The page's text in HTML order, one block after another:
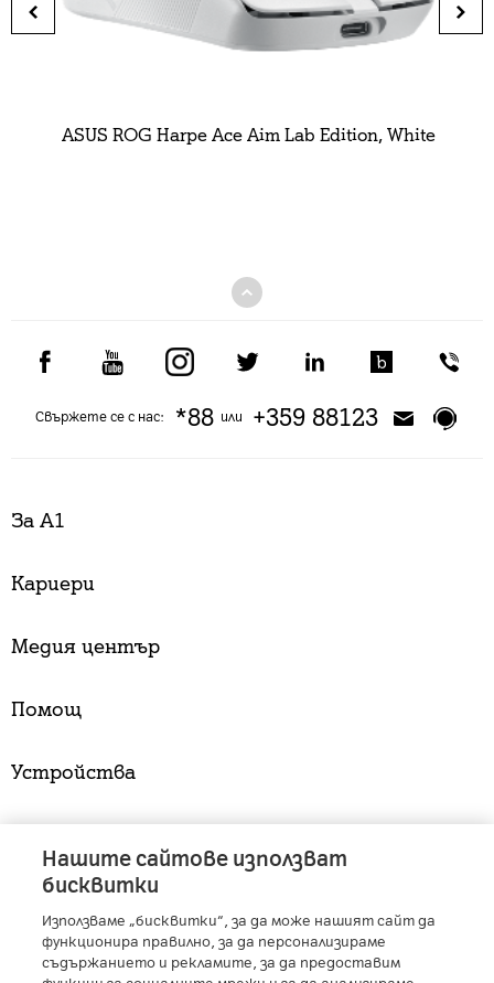
ASUS ROG Harpe Ace Aim Lab Edition, White
Свържете се с нас: *88или +359 88123
За А1
Кариери
Медия център
Помощ
Устройства
A1 Austria - A1 Croatia - A1 Serbia - A1 Belarus
A1 Bulgaria
- A1 Macedonia - A1 Slovenia
Нашите сайтове използват
бисквитки
Използваме „бисквитки“, за да може нашият сайт да
функционира правилно, за да персонализираме
съдържанието и рекламите, за да предоставим